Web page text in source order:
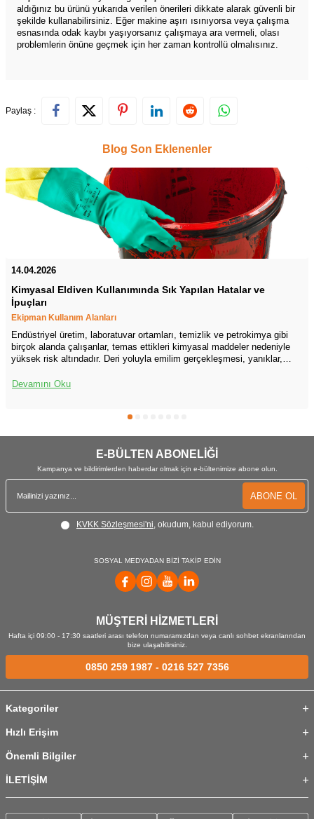
aldığınız bu ürünü yukarıda verilen önerileri dikkate alarak güvenli bir
şekilde kullanabilirsiniz. Eğer makine aşırı ısınıyorsa veya çalışma
esnasında odak kaybı yaşıyorsanız çalışmaya ara vermeli, olası
problemlerin önüne geçmek için her zaman kontrollü olmalısınız.
Paylaş :
Blog Son Eklenenler
14.04.2026
Kimyasal Eldiven Kullanımında Sık Yapılan Hatalar ve
İpuçları
Ekipman Kullanım Alanları
Endüstriyel üretim, laboratuvar ortamları, temizlik ve petrokimya gibi
birçok alanda çalışanlar, temas ettikleri kimyasal maddeler nedeniyle
yüksek risk altındadır. Deri yoluyla emilim gerçekleşmesi, yanıklar,
doğurabilir. Bu nedenle kimyasal koruyucu eldiven kullanımı, iş
yanlış uygulamaların çok sık yapıldığını göstermektedir. Doğru eldiven
Devamını Oku
E-BÜLTEN ABONELİĞİ
Kampanya ve bildirimlerden haberdar olmak için e-bültenimize abone olun.
ABONE OL
KVKK Sözleşmesi'ni, okudum, kabul ediyorum.
SOSYAL MEDYADAN BİZİ TAKİP EDİN
MÜŞTERİ HİZMETLERİ
Hafta içi 09:00 - 17:30 saatleri arası telefon numaramızdan veya canlı sohbet ekranlarından
bize ulaşabilirsiniz.
0850 259 1987- 0216 527 7356
Kategoriler
Hızlı Erişim
Önemli Bilgiler
İLETİŞİM